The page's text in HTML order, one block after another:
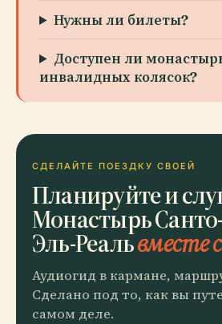
Нужны ли билеты?
Доступен ли
инвалидных колясок?
СДЕЛАЙТЕ ПОЕЗДКУ СВОЕЙ
Планируйте и
Монастырь
Эль-Реальвместе
Аудиогид в кармане,
Сделано под то, как вы
самом деле.